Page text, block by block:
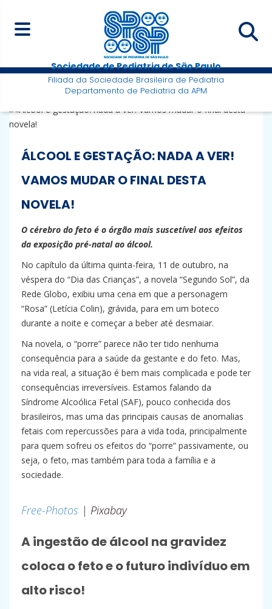
Sociedade de Pediatria de São Paulo
Filiada da Sociedade Brasileira de Pediatria
Departamento de Pediatria da APM
ÁLCOOL E GESTAÇÃO: NADA A VER!
VAMOS MUDAR O FINAL DESTA
NOVELA!
O cérebro do feto é o órgão mais suscetível aos efeitos
da exposição pré-natal ao álcool.
No capítulo da última quinta-feira, 11 de outubro, na
véspera do “Dia das Crianças”, a novela “Segundo Sol”, da
Rede Globo, exibiu uma cena em que a personagem
“Rosa” (Letícia Colin), grávida, para em um boteco
durante a noite e começar a beber até desmaiar.
Na novela, o “porre” parece não ter tido nenhuma
consequência para a saúde da gestante e do feto. Mas,
na vida real, a situação é bem mais complicada e pode ter
consequências irreversíveis. Estamos falando da
Síndrome Alcoólica Fetal (SAF), pouco conhecida dos
brasileiros, mas uma das principais causas de anomalias
fetais com repercussões para a vida toda, principalmente
para quem sofreu os efeitos do “porre” passivamente, ou
seja, o feto, mas também para toda a família e a
sociedade.
Free-Photos | Pixabay
A ingestão de álcool na gravidez
coloca o feto e o futuro indivíduo em
alto risco!